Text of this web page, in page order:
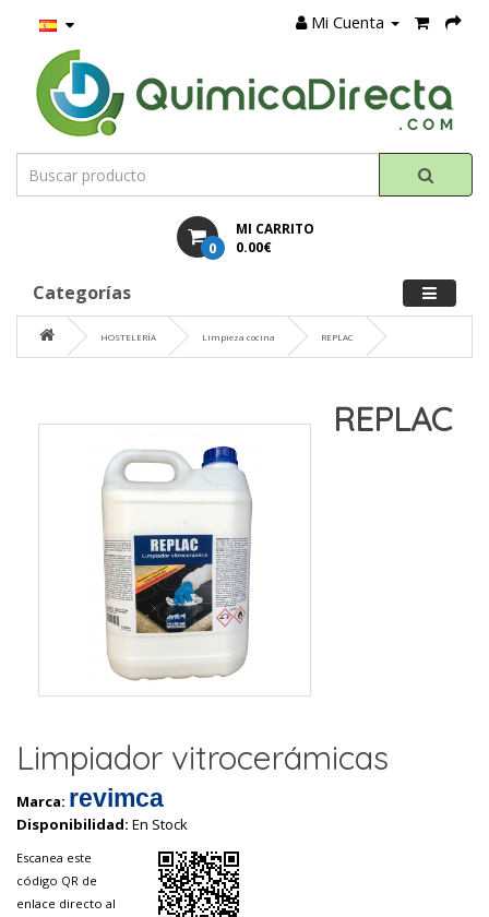
Mi Cuenta
MI CARRITO
0 0.00€
Categorías
HOSTELERÍA Limpieza cocina REPLAC
REPLAC
Limpiador vitrocerámicas
Marca: revimca
Disponibilidad: En Stock
Escanea este
código QR de
enlace directo al